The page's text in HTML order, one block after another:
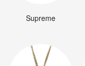
Supreme